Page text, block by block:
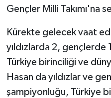
Gençler Milli Takımı'na
Kürekte gelecek vaat
yıldızlarda 2, gençlerde
Türkiye birinciliği ve
Hasan da yıldızlar ve
şampiyonluğu, Türkiye